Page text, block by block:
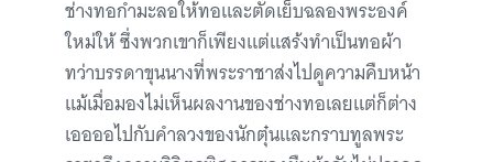
ช่างทอกำมะลอให้ทอและตัดเย็บฉลองพระองค์
ใหม่ให้ ซึ่งพวกเขาก็เพียงแต่แสร้งทำเป็นทอผ้า
ทว่าบรรดาขุนนางที่พระราชาส่งไปดูความคืบหน้า
แม้เมื่อมองไม่เห็นผลงานของช่างทอเลยแต่ก็ต่าง
เออออไปกับคำลวงของนักตุ๋นและกราบทูลพระ